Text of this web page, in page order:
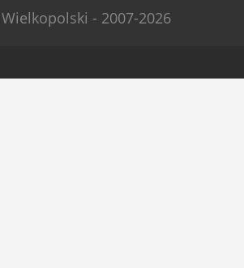
- 2007-2026